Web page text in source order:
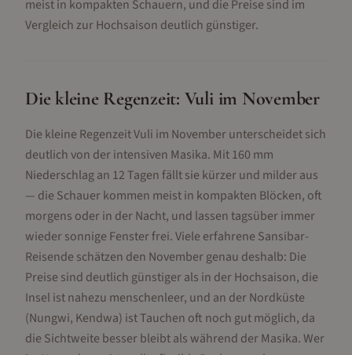
meist in kompakten Schauern, und die Preise sind im
Vergleich zur Hochsaison deutlich günstiger.
Die kleine Regenzeit: Vuli im November
Die kleine Regenzeit Vuli im November unterscheidet sich
deutlich von der intensiven Masika. Mit 160 mm
Niederschlag an 12 Tagen fällt sie kürzer und milder aus
— die Schauer kommen meist in kompakten Blöcken, oft
morgens oder in der Nacht, und lassen tagsüber immer
wieder sonnige Fenster frei. Viele erfahrene Sansibar-
Reisende schätzen den November genau deshalb: Die
Preise sind deutlich günstiger als in der Hochsaison, die
Insel ist nahezu menschenleer, und an der Nordküste
(Nungwi, Kendwa) ist Tauchen oft noch gut möglich, da
die Sichtweite besser bleibt als während der Masika. Wer